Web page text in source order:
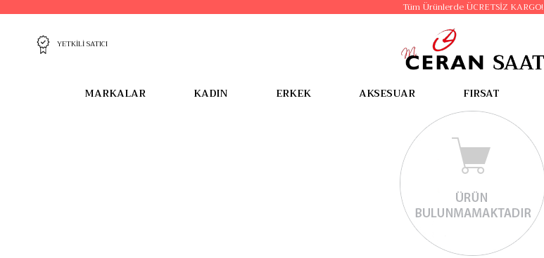
Tüm Ürünlerde ÜCRETSİZ KARGO!
YETKİLİ SATICI
MARKALAR KADIN ERKEK AKSESUAR FIRSAT